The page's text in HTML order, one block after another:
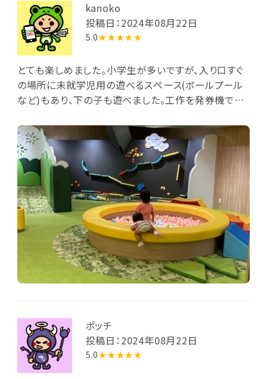
kanoko
投稿日：2024年08月22日
5.0★★★★★
とても楽しめました。小学生が多いですが、入り口すぐ
の場所に未就学児用の遊べるスペース(ボールプール
など)もあり、下の子も遊べました。工作を発券機で購
ど)もあり、何回来ても楽しめそうだなと感じました。
ポッチ
投稿日：2024年08月22日
5.0★★★★★